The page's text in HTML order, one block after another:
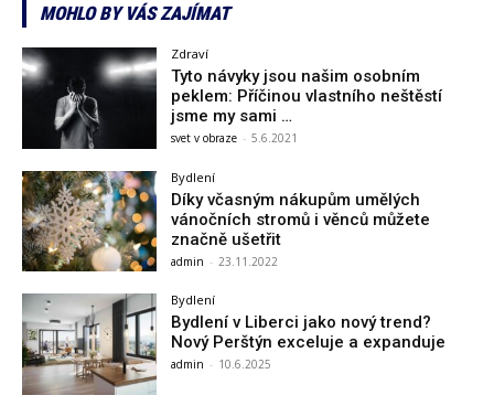
MOHLO BY VÁS ZAJÍMAT
Zdraví
Tyto návyky jsou našim osobním
peklem: Příčinou vlastního neštěstí
jsme my sami …
svet v obraze - 5.6.2021
Bydlení
Díky včasným nákupům umělých
vánočních stromů i věnců můžete
značně ušetřit
admin - 23.11.2022
Bydlení
Bydlení v Liberci jako nový trend?
Nový Perštýn exceluje a expanduje
admin - 10.6.2025